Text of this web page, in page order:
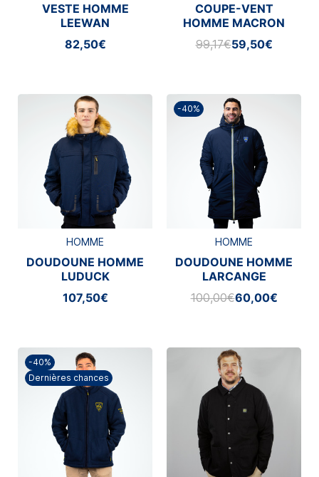
VESTE HOMME
LEEWAN
82,50€
COUPE-VENT
HOMME MACRON
2025-2026
99,17€59,50€
HOMME
DOUDOUNE HOMME
LUDUCK
107,50€
-40%
HOMME
DOUDOUNE HOMME
LARCANGE
100,00€60,00€
-40%
Dernières chances